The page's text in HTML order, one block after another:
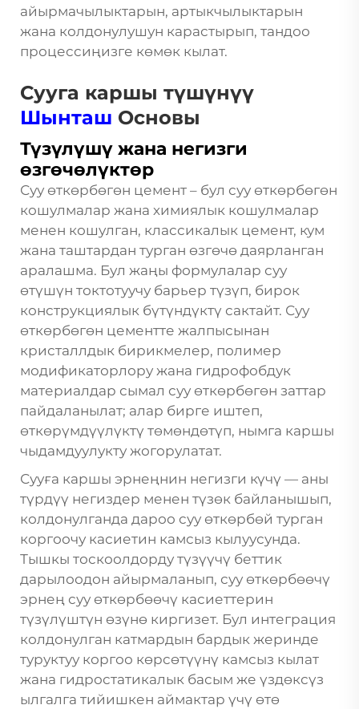
айырмачылыктарын, артыкчылыктарын
жана колдонулушун карастырып, тандоо
процессиңизге көмөк кылат.
Сууга каршы түшүнүү
Шынташ Основы
Түзүлүшү жана негизги
өзгөчөлүктөр
Суу өткөрбөгөн цемент – бул суу өткөрбөгөн
кошулмалар жана химиялык кошулмалар
менен кошулган, классикалык цемент, кум
жана таштардан турган өзгөчө даярланган
аралашма. Бул жаңы формулалар суу
өтүшүн токтотуучу барьер түзүп, бирок
конструкциялык бүтүндүктү сактайт. Суу
өткөрбөгөн цементте жалпысынан
кристаллдык бирикмелер, полимер
модификаторлору жана гидрофобдук
материалдар сымал суу өткөрбөгөн заттар
пайдаланылат; алар бирге иштеп,
өткөрүмдүүлүктү төмөндөтүп, нымга каршы
чыдамдуулукту жогорулатат.
Сууға каршы эрнеңнин негизги күчү — аны
түрдүү негиздер менен түзөк байланышып,
колдонулганда дароо суу өткөрбөй турган
коргоочу касиетин камсыз кылуусунда.
Тышкы тоскоолдорду түзүүчү беттик
дарылоодон айырмаланып, суу өткөрбөөчү
эрнең суу өткөрбөөчү касиеттерин
түзүлүштүн өзүнө киргизет. Бул интеграция
колдонулган катмардын бардык жеринде
туруктуу коргоо көрсөтүүнү камсыз кылат
жана гидростатикалык басым же үздөксүз
ылгалга тийишкен аймактар үчү өтө